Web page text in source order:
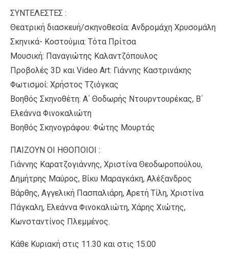
ΣΥΝΤΕΛΕΣΤΕΣ :
Θεατρική διασκευή/σκηνοθεσία: Ανδρομάχη Χρυσομάλη
Σκηνικά- Κοστούμια: Τότα Πρίτσα
Μουσική: Παναγιώτης Καλαντζόπουλος
Προβολές 3D και Video Art: Γιάννης Καστρινάκης
Φωτισμοί: Χρήστος Τζιόγκας
Βοηθός Σκηνοθέτη: Α΄ Θοδωρής Ντουρντουρέκας, Β΄
Ελεάννα Φινοκαλιώτη
Βοηθός Σκηνογράφου: Φώτης Μουρτάς
ΠΑΙΖΟΥΝ ΟΙ ΗΘΟΠΟΙΟΙ :
Γιάννης Καρατζογιάννης, Χριστίνα Θεοδωροπούλου,
Δημήτρης Μαύρος, Βίκυ Μαραγκάκη, Αλέξανδρος
Βάρθης, Αγγελική Πασπαλιάρη, Αρετή Τίλη, Χριστίνα
Πάγκαλη, Ελεάννα Φινοκαλιώτη, Χάρης Χιώτης,
Κωνσταντίνος Πλεμμένος.
Κάθε Κυριακή στις 11.30 και στις 15:00